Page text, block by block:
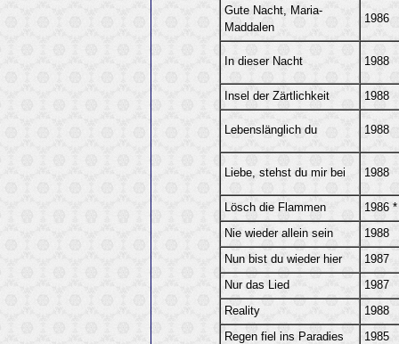
Gute Nacht, Maria-
Maddalen
1986
In dieser Nacht 1988
Insel der Zärtlichkeit 1988
Lebenslänglich du 1988
Liebe, stehst du mir bei 1988
Lösch die Flammen 1986 *
Nie wieder allein sein 1988
Nun bist du wieder hier 1987
Nur das Lied 1987
Reality 1988
Regen fiel ins Paradies 1985